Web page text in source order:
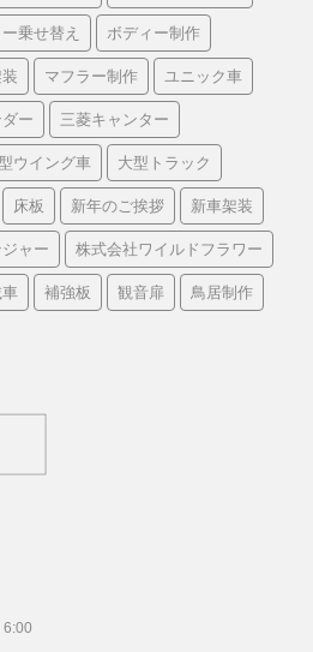
乗せ替え ボディー制作
マフラー制作 ユニック車
ー 三菱キャンター
ウイング車 大型トラック
床板 新年のご挨拶 新車架装
ャー 株式会社ワイルドフラワー
補強板 観音扉 鳥居制作
6:00